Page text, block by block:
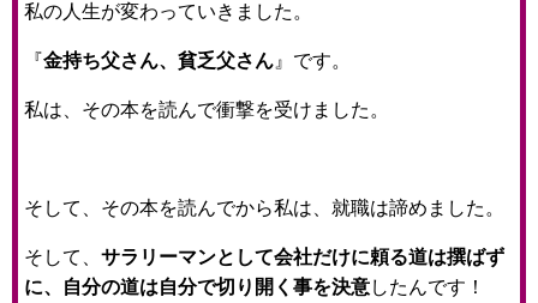
私の人生が変わっていきました。
『金持ち父さん、貧乏父さん 』です。
私は、その本を読んで衝撃を受けました。
そして、その本を読んでから私は、就職は諦めました。
そして、 サラリーマンとして会社だけに頼る道は撰ばず
に、自分の道は自分で切り開く事を決意したんです！